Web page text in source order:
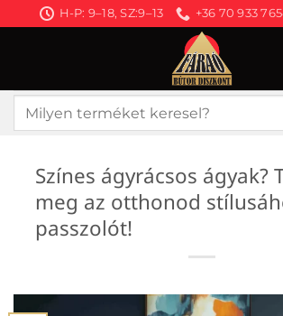
to
H-P: 9–18, SZ:9–13 +36 70 933
Keresés
Színes ágyrácsos ágyak?
meg az otthonod
passzolót!